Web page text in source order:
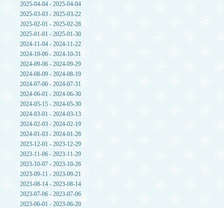
2025-04-04 - 2025-04-04
2025-03-03 - 2025-03-22
2025-02-01 - 2025-02-28
2025-01-01 - 2025-01-30
2024-11-04 - 2024-11-22
2024-10-06 - 2024-10-31
2024-09-06 - 2024-09-29
2024-08-09 - 2024-08-19
2024-07-06 - 2024-07-31
2024-06-01 - 2024-06-30
2024-05-15 - 2024-05-30
2024-03-01 - 2024-03-13
2024-02-03 - 2024-02-19
2024-01-03 - 2024-01-28
2023-12-01 - 2023-12-29
2023-11-06 - 2023-11-29
2023-10-07 - 2023-10-26
2023-09-11 - 2023-09-21
2023-08-14 - 2023-08-14
2023-07-06 - 2023-07-06
2023-06-01 - 2023-06-20